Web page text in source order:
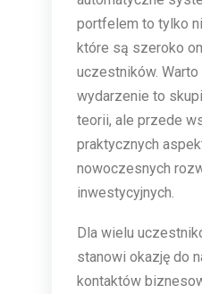
portfelem to tylko
które są szeroko
uczestników.
wydarzenie to
teorii, ale przede
praktycznych
nowoczesnych
inwestycyjnych.
Dla wielu
stanowi okazję do
kontaktów